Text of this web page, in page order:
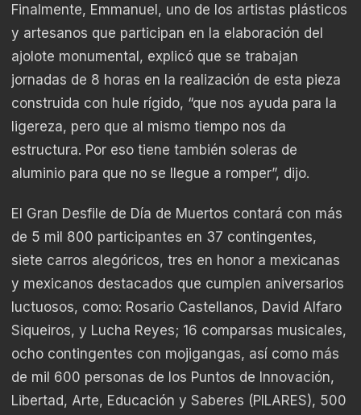
Finalmente, Emmanuel, uno de los artistas plásticos
y artesanos que participan en la elaboración del
ajolote monumental, explicó que se trabajan
jornadas de 8 horas en la realización de esta pieza
construida con hule rígido, “que nos ayuda para la
ligereza, pero que al mismo tiempo nos da
estructura. Por eso tiene también soleras de
aluminio para que no se llegue a romper”, dijo.
El Gran Desfile de Día de Muertos contará con más
de 5 mil 800 participantes en 37 contingentes,
siete carros alegóricos, tres en honor a mexicanas
y mexicanos destacados que cumplen aniversarios
luctuosos, como: Rosario Castellanos, David Alfaro
Siqueiros, y Lucha Reyes; 16 comparsas musicales,
ocho contingentes con mojigangas, así como más
de mil 600 personas de los Puntos de Innovación,
Libertad, Arte, Educación y Saberes (PILARES), 500